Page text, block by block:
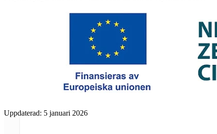
Uppdaterad: 5 januari 2026